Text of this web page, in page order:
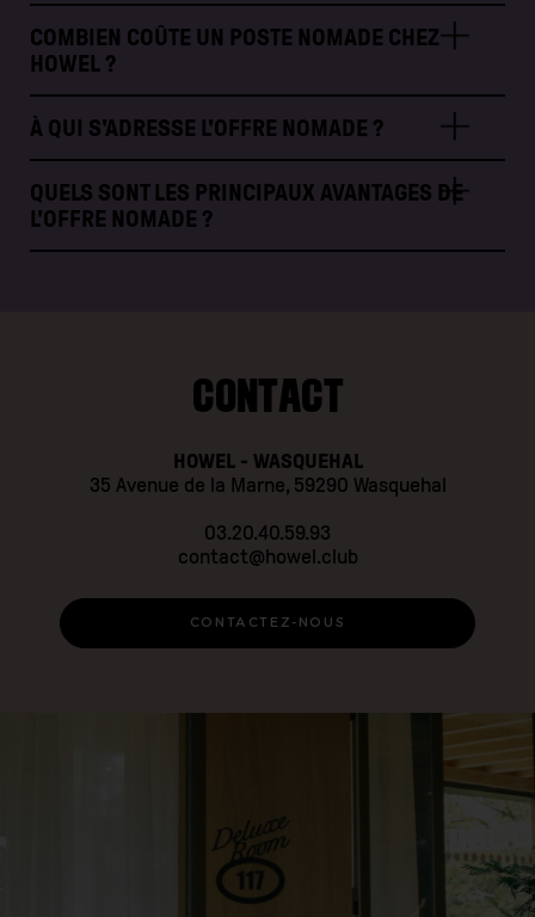
COMBIEN COÛTE UN POSTE NOMADE CHEZ
HOWEL ?
À QUI S'ADRESSE L'OFFRE NOMADE ?
QUELS SONT LES PRINCIPAUX AVANTAGES DE
L'OFFRE NOMADE ?
CONTACT
HOWEL - WASQUEHAL
35 Avenue de la Marne, 59290 Wasquehal
03.20.40.59.93
contact@howel.club
CONTACTEZ-NOUS